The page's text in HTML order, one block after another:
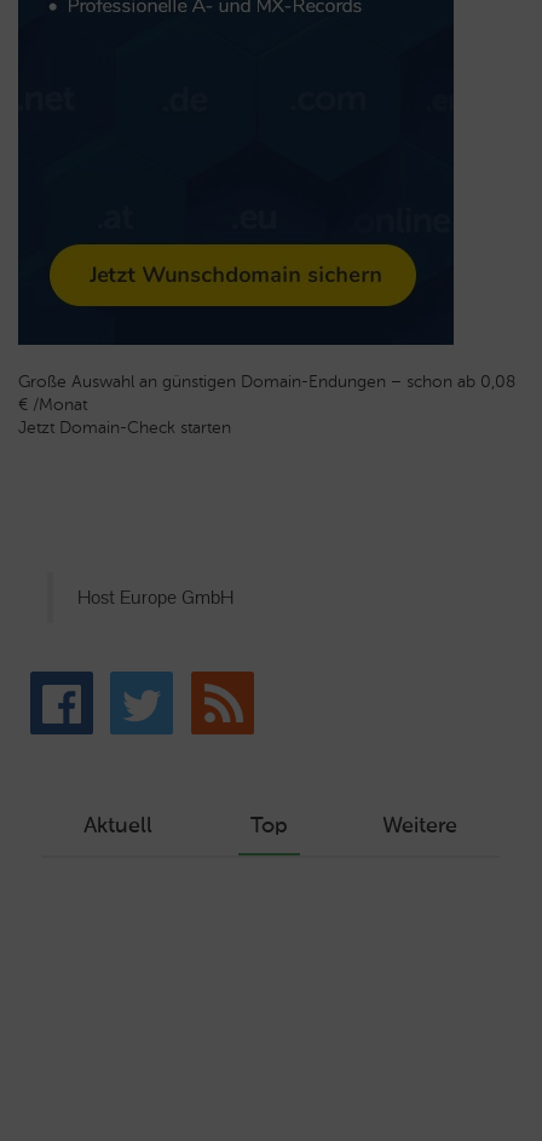
Große Auswahl an günstigen Domain-Endungen – schon ab 0,08
€ /Monat
Jetzt Domain-Check starten
Host Europe GmbH
Aktuell Top Weitere